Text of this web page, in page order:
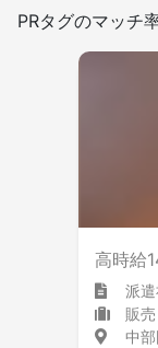
日本語を使う頻
PRタグのマッチ
高時給
派
販
中